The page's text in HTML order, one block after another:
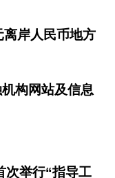
岸人民币地方
构网站及信息
次举行“指导工